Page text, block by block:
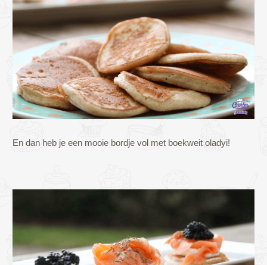
En dan heb je een mooie bordje vol met boekweit oladyi!